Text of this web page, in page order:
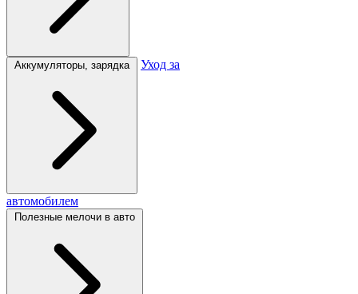
Аккумуляторы, зарядка Уход за
автомобилем
Полезные мелочи в авто